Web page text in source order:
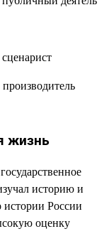
жизнь
историю и
России
оценку